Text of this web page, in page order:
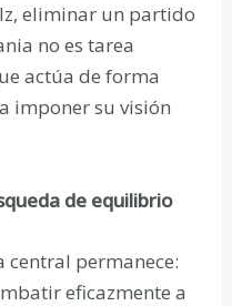
eliminar un partido
no es tarea
actúa de forma
imponer su visión
de equilibrio
permanece:
eficazmente a